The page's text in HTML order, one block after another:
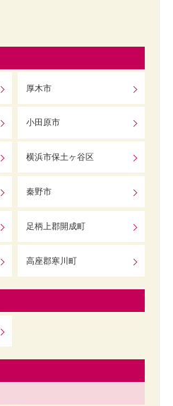
厚木市
小田原市
横浜市保土ヶ谷区
秦野市
足柄上郡開成町
高座郡寒川町